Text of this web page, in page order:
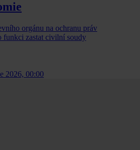
orgánu na ochranu práv
funkci zastat civilní soudy
2026, 00:00